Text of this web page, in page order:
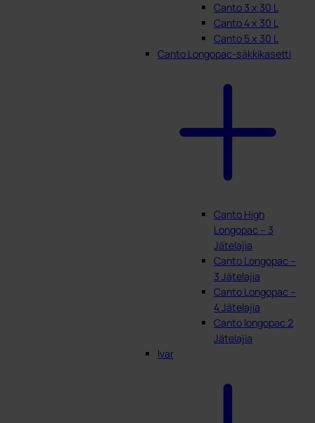
Canto 3 x 30 L
Canto 4 x 30 L
Canto 5 x 30 L
Canto Longopac-säkkikasetti
Canto High
Longopac – 3
Jätelajia
Canto Longopac –
3 Jätelajia
Canto Longopac –
4 Jätelajia
Canto longopac 2
Jätelajia
Ivar